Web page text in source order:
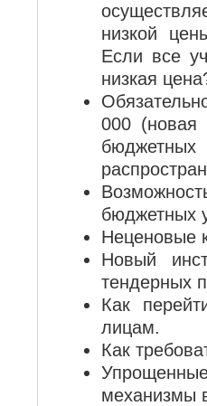
низкой
Если все
низкая
000 (новая
бюджетных
Неценовые
Новый
тендерных
Как
лицам.
Как
механизмы